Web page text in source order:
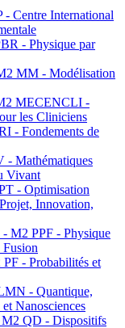
Centre International
- Physique par
MM - Modélisation
MECENCLI -
les Cliniciens
- Fondements de
Mathématiques
Vivant
- Optimisation
Innovation,
M2 PPF - Physique
Fusion
- Probabilités et
- Quantique,
Nanosciences
QD - Dispositifs